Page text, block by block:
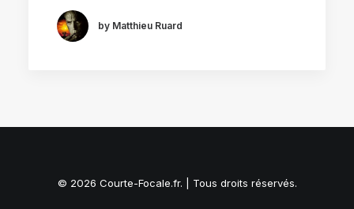
by Matthieu Ruard
© 2026 Courte-Focale.fr. | Tous droits réservés.